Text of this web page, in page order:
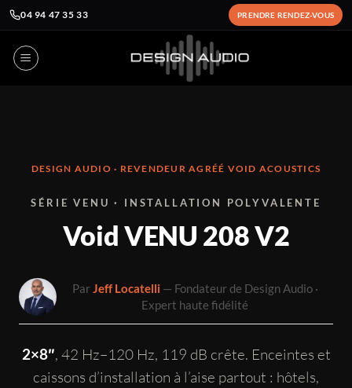
04 94 47 35 33 PRENDRE RENDEZ-VOUS
DESIGN AUDIO · REVENDEUR AGRÉÉ VOID ACOUSTICS
SÉRIE VENU · INSTALLATION POLYVALENTE
Void VENU 208 V2
ParJeff Locatelli— Fondateur de Design Audio ·
Expert haute fidélité
2×8″, 42 Hz–120 Hz, 119 dB crête. Enceintes et
caissons d’installation à l’aise partout : hôtels,